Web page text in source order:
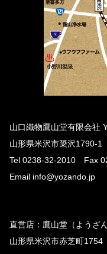
山口織物鷹山堂有限会社
山形県米沢市簗沢1790-
Tel 0238-32-2010 Fax
Email info@yozando.jp
直営店：鷹山堂（ようざん
山形県米沢市赤芝町